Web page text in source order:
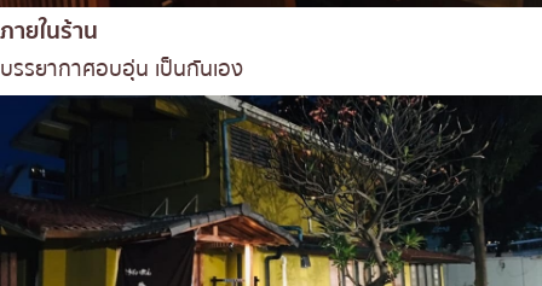
ภายในร้าน
บรรยากาศอบอุ่น เป็นกันเอง